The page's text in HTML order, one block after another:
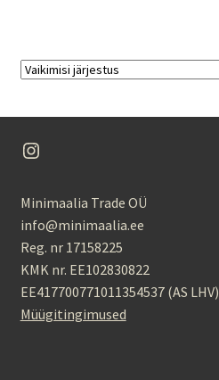
Instagram
Minimaalia Trade OÜ
info@minimaalia.ee
Reg. nr 17158225
KMK nr. EE102830822
EE417700771011354537 (AS LHV)
Müügitingimused